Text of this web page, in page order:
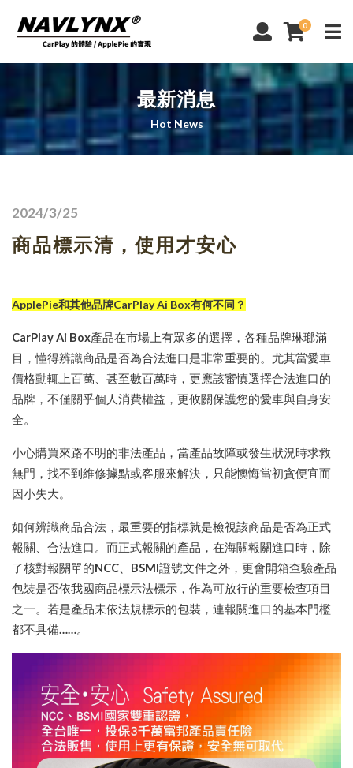
0
最新消息
Hot News
2024/3/25
商品標示清，使用才安心
ApplePie和其他品牌CarPlay Ai Box有何不同？
CarPlay Ai Box產品在市場上有眾多的選擇，各種品牌琳瑯滿
目，懂得辨識商品是否為合法進口是非常重要的。尤其當愛車
價格動輒上百萬、甚至數百萬時，更應該審慎選擇合法進口的
品牌，不僅關乎個人消費權益，更攸關保護您的愛車與自身安
全。
小心購買來路不明的非法產品，當產品故障或發生狀況時求救
無門，找不到維修據點或客服來解決，只能懊悔當初貪便宜而
因小失大。
如何辨識商品合法，最重要的指標就是檢視該商品是否為正式
報關、合法進口。而正式報關的產品，在海關報關進口時，除
了核對報關單的NCC BSMI證號文件之外，更會開箱查驗產品
包裝是否依我國商品標示法標示，作為可放行的重要檢查項目
之一。若是產品未依法規標示的包裝，連報關進口的基本門檻
都不具備……。